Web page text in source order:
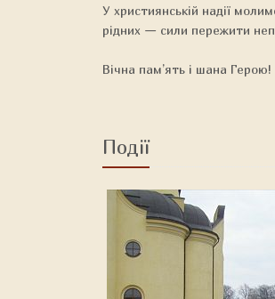
У християнській надії
рідних — сили пережити
Вічна пам’ять і шана Герою!
Події